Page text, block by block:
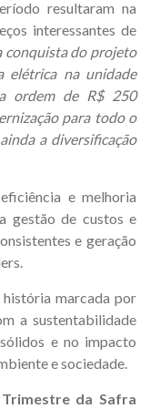
resultaram na
interessantes de
conquista do projeto
elétrica na unidade
ordem de R$ 250
para todo o
a diversificação
e melhoria
gestão de custos e
e geração
marcada por
a sustentabilidade
e no impacto
e sociedade.
da Safra